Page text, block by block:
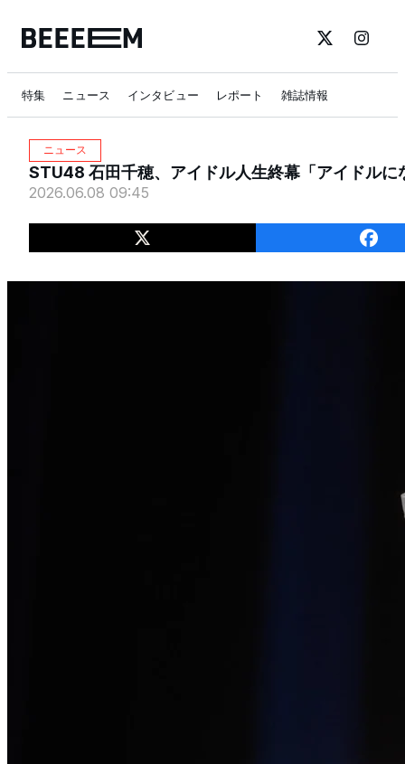
特集 ニュース インタビュー レポート 雑誌情報
ニュース
STU48 石田千穂、アイドル人生終幕「アイドル
2026.06.08 09:45